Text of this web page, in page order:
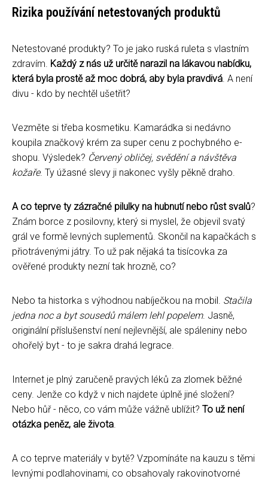
Rizika používání netestovaných produktů
Netestované produkty? To je jako ruská ruleta s vlastním
zdravím. Každý z nás už určitě narazil na lákavou nabídku,
která byla prostě až moc dobrá, aby byla pravdivá. A není
divu - kdo by nechtěl ušetřit?
Vezměte si třeba kosmetiku. Kamarádka si nedávno
koupila značkový krém za super cenu z pochybného e-
shopu. Výsledek? Červený obličej, svědění a návštěva
kožaře. Ty úžasné slevy ji nakonec vyšly pěkně draho.
A co teprve ty zázračné pilulky na hubnutí nebo růst svalů?
Znám borce z posilovny, který si myslel, že objevil svatý
grál ve formě levných suplementů. Skončil na kapačkách s
přiotrávenými játry. To už pak nějaká ta tisícovka za
ověřené produkty nezní tak hrozně, co?
Nebo ta historka s výhodnou nabíječkou na mobil. Stačila
jedna noc a byt sousedů málem lehl popelem. Jasně,
originální příslušenství není nejlevnější, ale spáleniny nebo
ohořelý byt - to je sakra drahá legrace.
Internet je plný zaručeně pravých léků za zlomek běžné
ceny. Jenže co když v nich najdete úplně jiné složení?
Nebo hůř - něco, co vám může vážně ublížit? To už není
otázka peněz, ale života.
A co teprve materiály v bytě? Vzpomínáte na kauzu s těmi
levnými podlahovinami, co obsahovaly rakovinotvorné